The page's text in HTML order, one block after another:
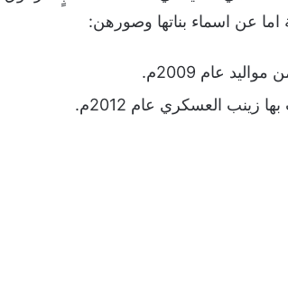
عن اسماء بناتها وصورهن:
عام 2009م.
العسكري عام 2012م.